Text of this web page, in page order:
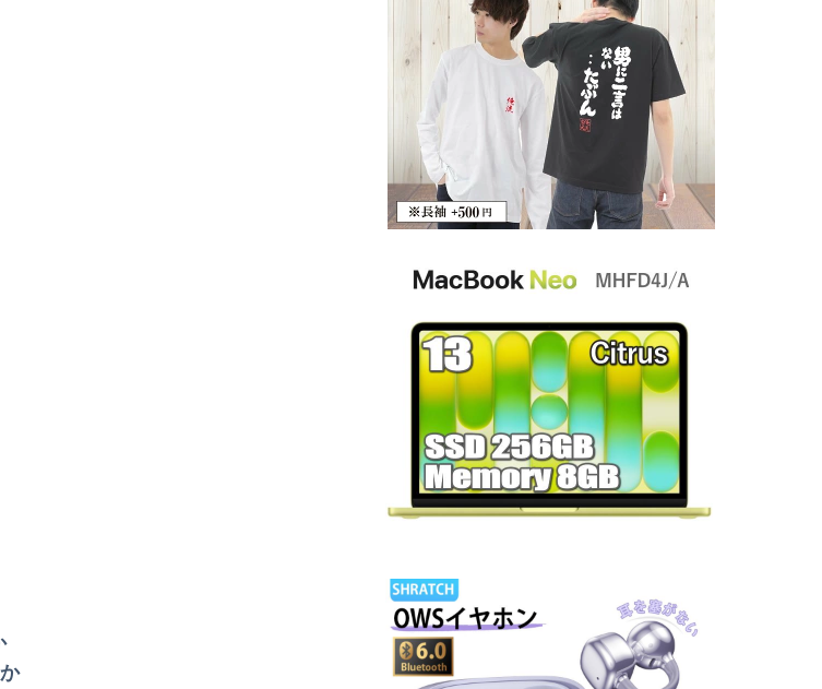
ｗｗｗｗｗ
・・・
くなって...
ぎる